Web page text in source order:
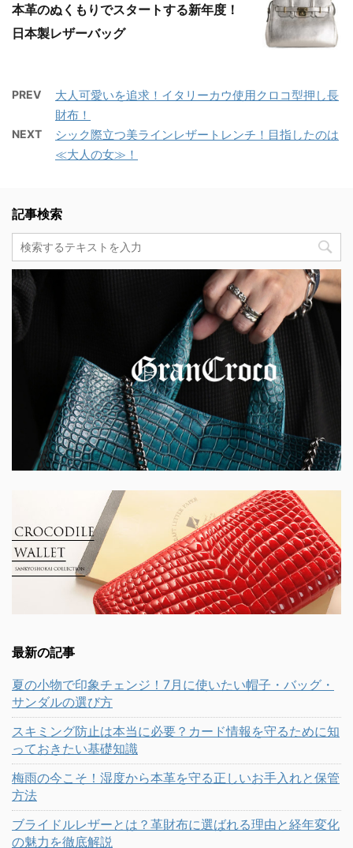
本革のぬくもりでスタートする新年度！
日本製レザーバッグ
PREV
大人可愛いを追求！イタリーカウ使用クロコ型押し長
財布！
NEXT
シック際立つ美ラインレザートレンチ！目指したのは
≪大人の女≫！
記事検索
最新の記事
夏の小物で印象チェンジ！7月に使いたい帽子・バッグ・
サンダルの選び方
スキミング防止は本当に必要？カード情報を守るために知
っておきたい基礎知識
梅雨の今こそ！湿度から本革を守る正しいお手入れと保管
方法
ブライドルレザーとは？革財布に選ばれる理由と経年変化
の魅力を徹底解説